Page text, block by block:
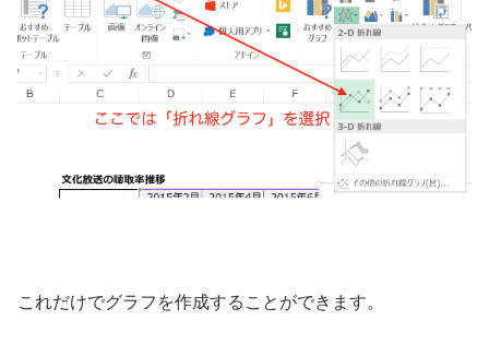
これだけでグラフを作成することができます。